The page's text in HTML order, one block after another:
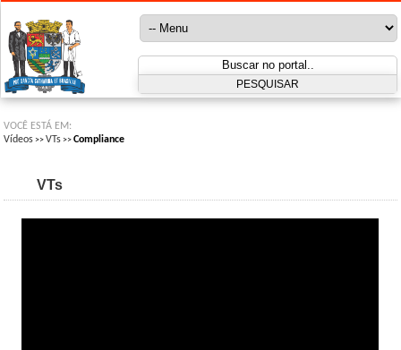
VOCÊ ESTÁ EM:
Vídeos >>VTs >>Compliance
VTs